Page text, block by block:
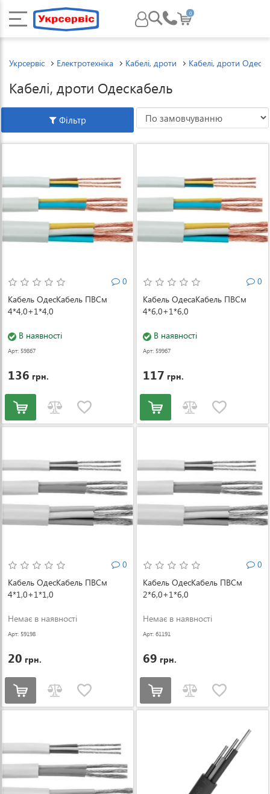
0
Укрсервіс Електротехніка Кабелі, дроти Кабелі, дроти
Кабелі, дроти Одескабель
Фільтр
0
Кабель ОдесКабель ПВСм
4*4,0+1*4,0
В наявності
Арт: 59867
136 грн.
0
Кабель ОдесаКабель ПВСм
4*6,0+1*6,0
В наявності
Арт: 59967
117 грн.
0
Кабель ОдесКабель ПВСм
4*1,0+1*1,0
Немає в наявності
Арт: 59198
20 грн.
0
Кабель ОдесКабель ПВСм
2*6,0+1*6,0
Немає в наявності
Арт: 61191
69 грн.